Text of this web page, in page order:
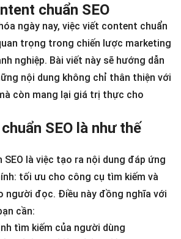
chuẩn SEO
ngày nay, việc viết content chuẩn
trọng trong chiến lược marketing
nghiệp. Bài viết này sẽ hướng dẫn
nội dung không chỉ thân thiện với
còn mang lại giá trị thực cho
SEO là như thế
là việc tạo ra nội dung đáp ứng
tối ưu cho công cụ tìm kiếm và
người đọc. Điều này đồng nghĩa với
cần:
tìm kiếm của người dùng